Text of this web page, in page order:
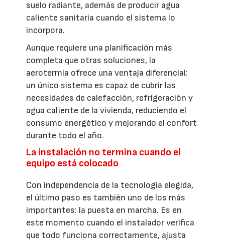
suelo radiante, además de producir agua
caliente sanitaria cuando el sistema lo
incorpora.
Aunque requiere una planificación más
completa que otras soluciones, la
aerotermia ofrece una ventaja diferencial:
un único sistema es capaz de cubrir las
necesidades de calefacción, refrigeración y
agua caliente de la vivienda, reduciendo el
consumo energético y mejorando el confort
durante todo el año.
La instalación no termina cuando el
equipo está colocado
Con independencia de la tecnología elegida,
el último paso es también uno de los más
importantes: la puesta en marcha. Es en
este momento cuando el instalador verifica
que todo funciona correctamente, ajusta